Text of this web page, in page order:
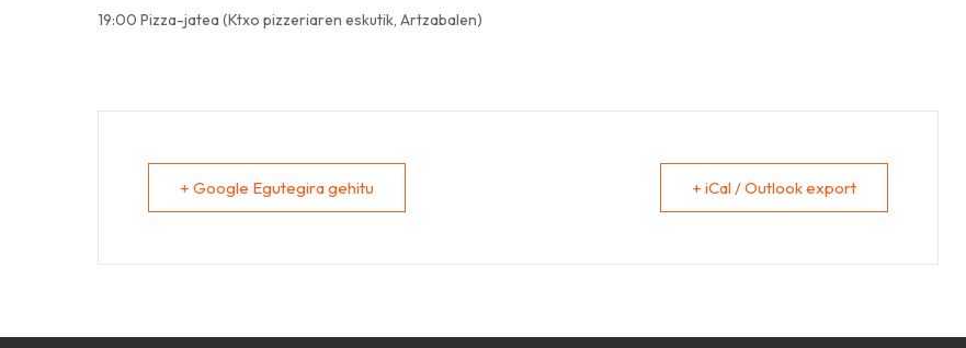
19:00 Pizza-jatea (Ktxo pizzeriaren eskutik, Artzabalen)
+ Google Egutegira gehitu + iCal / Outlook export